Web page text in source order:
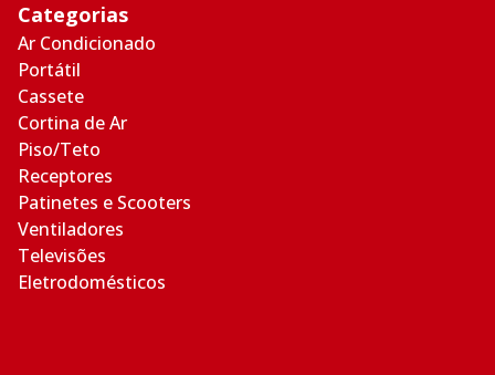
Categorias
Ar Condicionado
Portátil
Cassete
Cortina de Ar
Piso/Teto
Receptores
Patinetes e Scooters
Ventiladores
Televisões
Eletrodomésticos